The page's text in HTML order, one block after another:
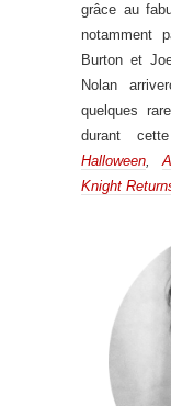
grâce au
notamment
Burton et
Nolan
quelques
durant
Halloween,
Knight